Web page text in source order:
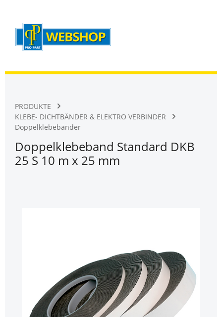
PRODUKTE
KLEBE- DICHTBÄNDER & ELEKTRO VERBINDER
Doppelklebebänder
Doppelklebeband Standard DKB
25 S 10 m x 25 mm